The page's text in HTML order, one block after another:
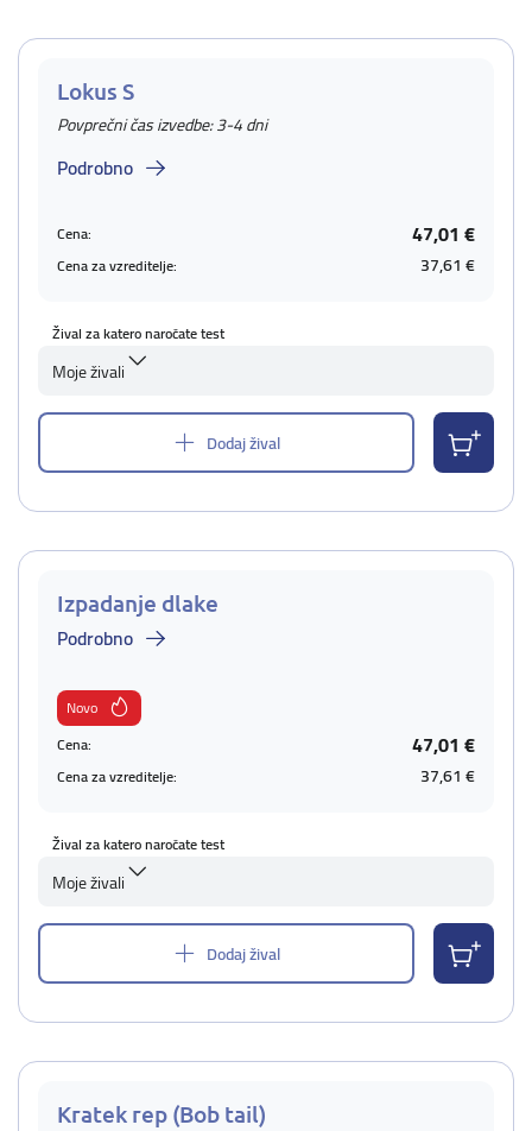
Lokus S
Povprečni čas izvedbe: 3-4 dni
Podrobno
Cena: 47,01 €
Cena za vzreditelje: 37,61 €
Žival za katero naročate test
Moje živali
Dodaj žival
Izpadanje dlake
Podrobno
Novo
Cena:
47,01 €
Cena za vzreditelje: 37,61 €
Žival za katero naročate test
Moje živali
Dodaj žival
Kratek rep (Bob tail)